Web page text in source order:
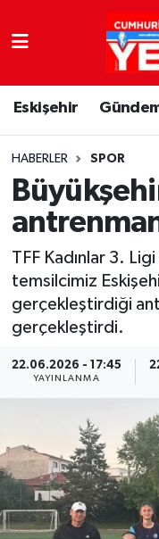
Eskişehir
HABERLER SPOR
TFF Kadınlar 3.
temsilcimiz
gerçekleştirdiği
gerçekleştirdi.
22.06.2026 - 17:45
YAYINLANMA
Nöbetçi
Hava Durumu
Trafik Durumu
Süper Lig
Tüm Manşetler
Son Dakika
Haber Arşivi